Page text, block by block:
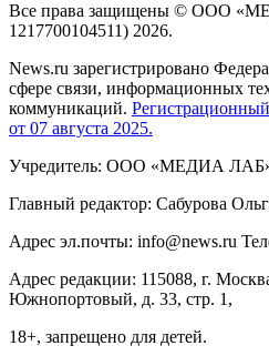
Все права защищены © ООО
1217700104511) 2026.
News.ru зарегистрировано
сфере связи, информационных
коммуникаций.
от 07 августа 2025.
Учредитель: ООО «МЕДИА
Главный редактор: Сабурова
Адрес эл.почты: info@news.ru
Адрес редакции: 115088, г.
Южнопортовый, д. 33, стр. 1,
18+, запрещено для детей.